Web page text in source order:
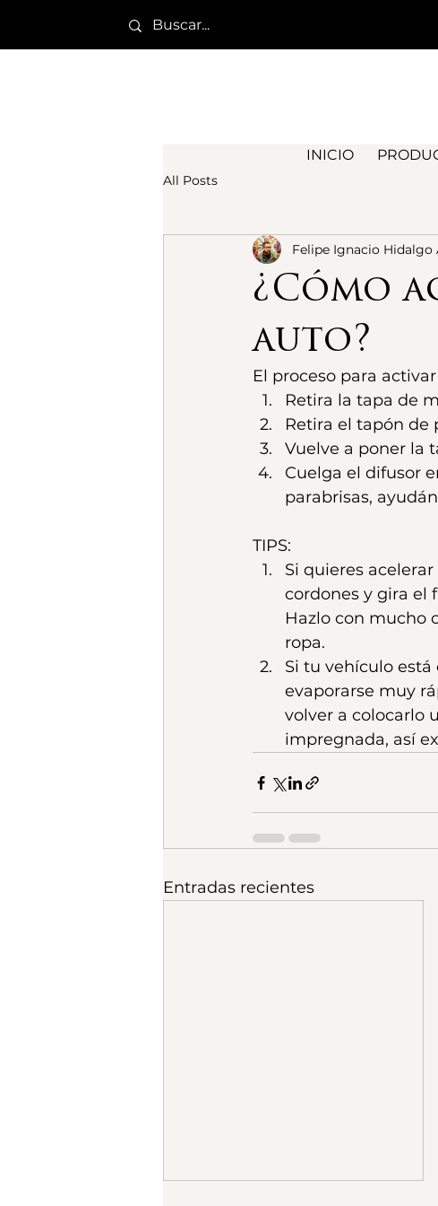
INICIO
All Posts
¿Cómo
auto?
Felipe Ignacio Hidalgo
El proceso para
Retira la tapa de
Retira el tapón de
Vuelve a poner la
Cuelga el difusor
parabrisas,
TIPS:
Si quieres
cordones y gira el
Hazlo con mucho
ropa.
Si tu vehículo
evaporarse muy
volver a colocarlo
impregnada, así
Entradas recientes